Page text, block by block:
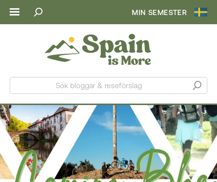
MIN SEMESTER
Sök bloggar & reseförslag